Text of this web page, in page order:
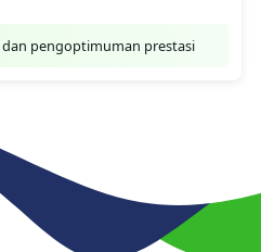
pengoptimuman prestasi